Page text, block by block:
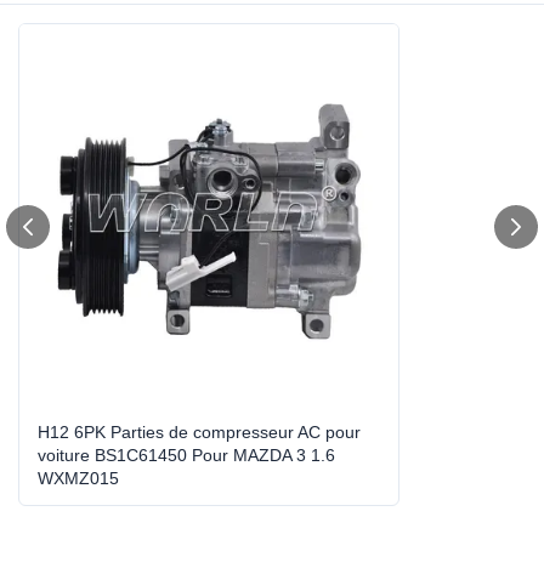
Voltages:
produits de base doivent être présentés dans
Type: Compresseur de climatisation
Warranty:
Car Make:
Year Model:
High Light:
moteur de climatiseur
H12 6PK Parties de compresseur AC pour
voiture BS1C61450 Pour MAZDA 3 1.6
WXMZ015